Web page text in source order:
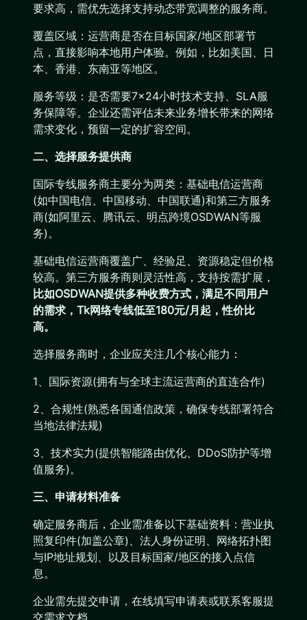
要求高，需优先选择支持动态带宽调整的服务商。
覆盖区域：运营商是否在目标国家/地区部署节
点，直接影响本地用户体验。例如，比如美国、日
本、香港、东南亚等地区。
服务等级：是否需要7×24小时技术支持、SLA服
务保障等。企业还需评估未来业务增长带来的网络
需求变化，预留一定的扩容空间。
二、选择服务提供商
国际专线服务商主要分为两类：基础电信运营商
(如中国电信、中国移动、中国联通)和第三方服务
商(如阿里云、腾讯云、明点跨境OSDWAN等服
务)。
基础电信运营商覆盖广、经验足、资源稳定但价格
较高。第三方服务商则灵活性高，支持按需扩展，
比如OSDWAN提供多种收费方式，满足不同用户
的需求，Tk网络专线低至180元/月起，性价比
高。
选择服务商时，企业应关注几个核心能力：
1、国际资源(拥有与全球主流运营商的直连合作)
2、合规性(熟悉各国通信政策，确保专线部署符合
当地法律法规)
3、技术实力(提供智能路由优化、DDoS防护等增
值服务)。
三、申请材料准备
确定服务商后，企业需准备以下基础资料：营业执
照复印件(加盖公章)、法人身份证明、网络拓扑图
与IP地址规划、以及目标国家/地区的接入点信
息。
企业需先提交申请，在线填写申请表或联系客服提
交需求文档。